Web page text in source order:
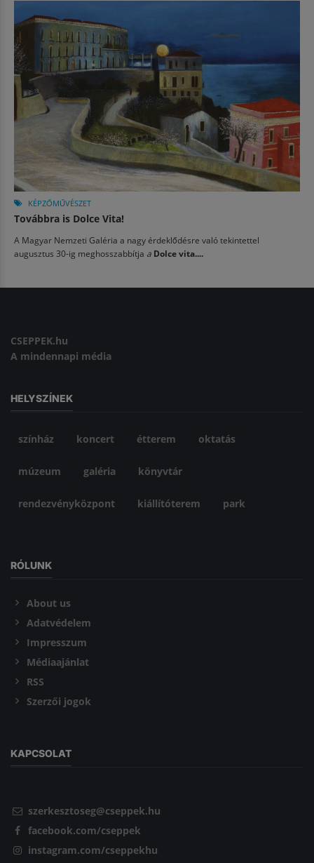
KÉPZŐMŰVÉSZET
Továbbra is Dolce Vita!
A Magyar Nemzeti Galéria a nagy érdeklődésre való tekintettel
augusztus 30-ig meghosszabbítja a Dolce vita....
CSEPPEK.hu
A mindennapi média
HELYSZÍNEK
színház koncert étterem oktatás
múzeum galéria könyvtár
rendezvényközpont kiállítóterem park
RÓLUNK
About us
Adatvédelem
Impresszum
Médiaajánlat
RSS
Szerzői jogok
KAPCSOLAT
szerkesztoseg@cseppek.hu
facebook.com/cseppek
instagram.com/cseppekhu